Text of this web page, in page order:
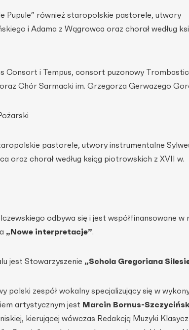
Pupule” również staropolskie pastorele, utwory
i Adama z Wągrowca oraz chorał według
Consort i Tempus, consort puzonowy
Chór Sarmacki im. Grzegorza Gerwazego
pastorele, utwory instrumentalne
oraz chorał według ksiąg piotrowskich z XVII w.
odbywa się i jest współfinansowane w
„Nowe interpretacje”.
jest Stowarzyszenie „Schola Gregoriana
polski zespół wokalny specjalizujący się w
artystycznym jest Marcin Bornus-
kierującej wówczas Redakcją Muzyki